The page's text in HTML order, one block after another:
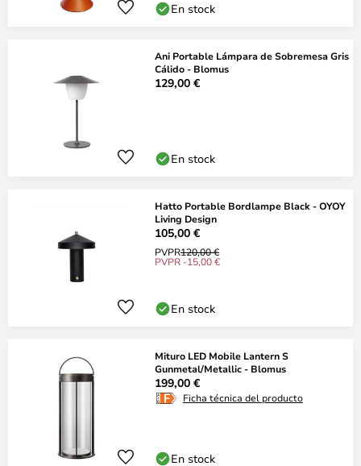
En stock
Ani Portable Lámpara de Sobremesa Gris
Cálido - Blomus
129,00 €
En stock
Hatto Portable Bordlampe Black - OYOY
Living Design
105,00 €
PVPR120,00 €
PVPR -15,00 €
En stock
Mituro LED Mobile Lantern S
Gunmetal/Metallic - Blomus
199,00 €
Ficha técnica del producto
En stock